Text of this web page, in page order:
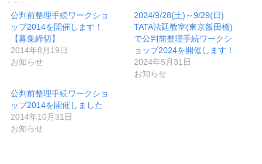
共
有
(新
し
い
ウ
ィ
ン
ド
開
き
ま
す)
リ
ッ
ク
し
て
く
し
い
ウ
ィ
ン
公判前整理手続ワークショ
ップ2014を開催します！
【募集締切】
2014年8月19日
お知らせ
2024/9/28(土)～9/29(日)
TATA法廷教室(東京飯田橋)
で公判前整理手続ワークシ
ョップ2024を開催します！
2024年5月31日
お知らせ
公判前整理手続ワークショ
ップ2014を開催しました
2014年10月31日
お知らせ